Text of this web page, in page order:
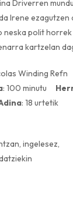
Driverren
Irene ezagutzen
neska polit horrek
kartzelan
Winding Refn
: 100 minutu
: 18 urtetik
ingelesez,